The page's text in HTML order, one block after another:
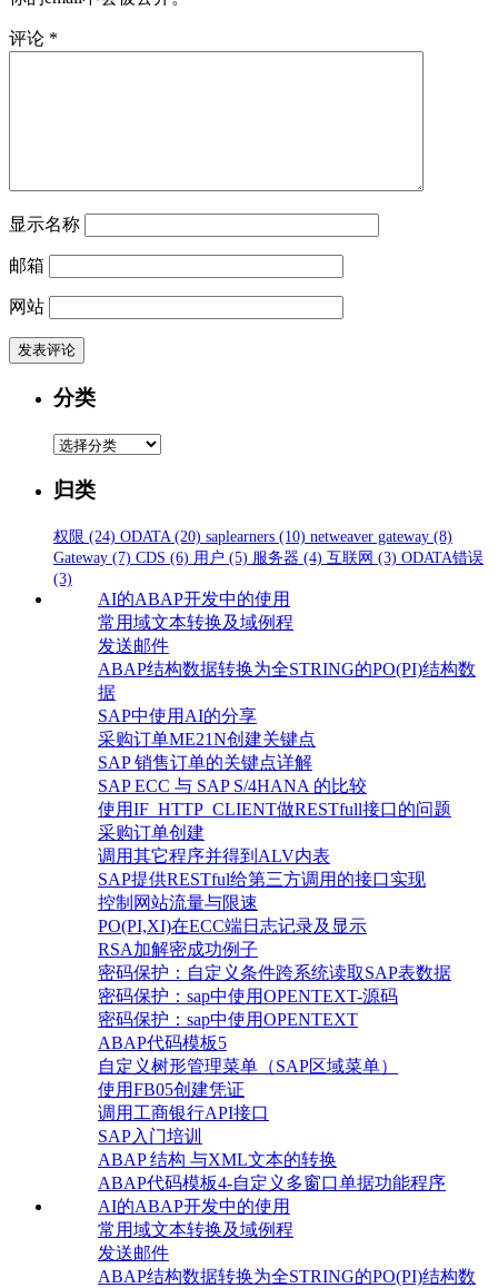
评论 *
显示名称
邮箱
网站
分类
分
归类
权限 (24) ODATA (20) saplearners (10) netweaver gateway (8)
Gateway (7) CDS (6) 用户 (5) 服务器 (4) 互联网 (3) ODATA错误
(3)
AI的ABAP开发中的使用
常用域文本转换及域例程
发送邮件
ABAP结构数据转换为全STRING的PO(PI)结构数
据
SAP中使用AI的分享
采购订单ME21N创建关键点
SAP 销售订单的关键点详解
SAP ECC 与 SAP S/4HANA 的比较
使用IF_HTTP_CLIENT做RESTfull接口的问题
采购订单创建
调用其它程序并得到ALV内表
SAP提供RESTful给第三方调用的接口实现
控制网站流量与限速
PO(PI,XI)在ECC端日志记录及显示
RSA加解密成功例子
密码保护：自定义条件跨系统读取SAP表数据
密码保护：sap中使用OPENTEXT-源码
密码保护：sap中使用OPENTEXT
ABAP代码模板5
自定义树形管理菜单（SAP区域菜单）
使用FB05创建凭证
调用工商银行API接口
SAP入门培训
ABAP 结构 与XML文本的转换
ABAP代码模板4-自定义多窗口单据功能程序
AI的ABAP开发中的使用
常用域文本转换及域例程
发送邮件
ABAP结构数据转换为全STRING的PO(PI)结构数